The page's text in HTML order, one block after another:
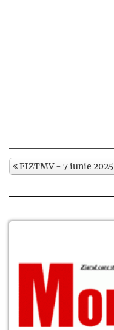
FIZTMV - 7 iunie 2025